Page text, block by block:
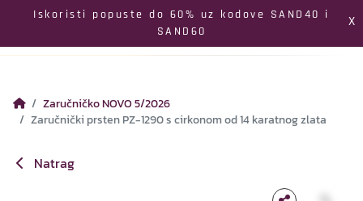
Iskoristi popuste do 60% uz kodove SAND40 i
SAND60
X
Izbornik
Profil Pretraga
Zaručničko NOVO 5/2026
Zaručnički prsten PZ-1290 s cirkonom od 14 karatnog zlata
Natrag